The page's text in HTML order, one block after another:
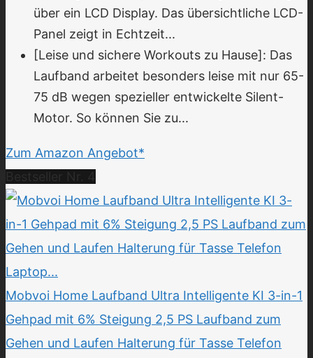
über ein LCD Display. Das übersichtliche LCD-
Panel zeigt in Echtzeit...
[Leise und sichere Workouts zu Hause]: Das
Laufband arbeitet besonders leise mit nur 65-
75 dB wegen spezieller entwickelte Silent-
Motor. So können Sie zu...
Zum Amazon Angebot*
Mobvoi Home Laufband Ultra Intelligente KI 3-in-1
Gehpad mit 6% Steigung 2,5 PS Laufband zum
Gehen und Laufen Halterung für Tasse Telefon